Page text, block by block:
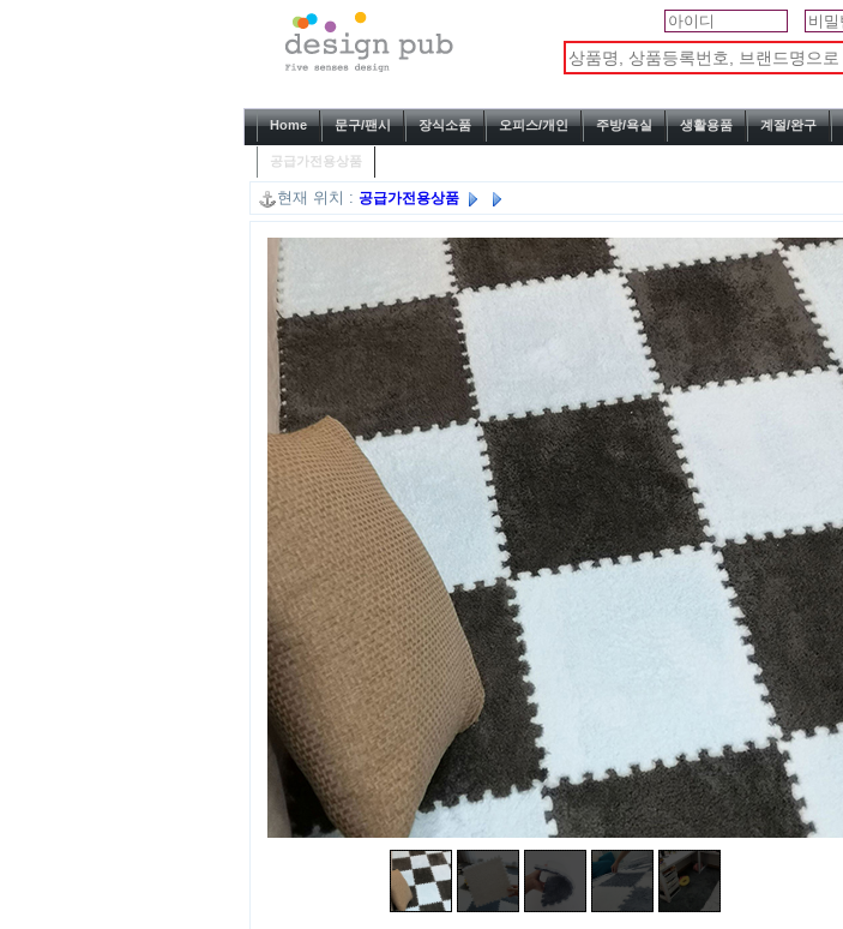
Home 문구/팬시 장식소품 오피스/개인 주방/욕실 생활용품 계절/완구
공급가전용상품
현재 위치 : 공급가전용상품